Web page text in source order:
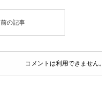
前の記事
コメントは利用できません。